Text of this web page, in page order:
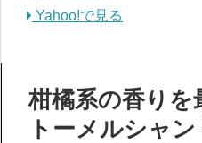
Yahoo!で見る
柑橘系の香りを
トーメルシャン